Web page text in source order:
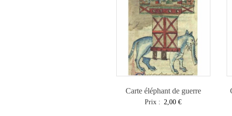
Carte éléphant de guerre
Prix : 2,00€